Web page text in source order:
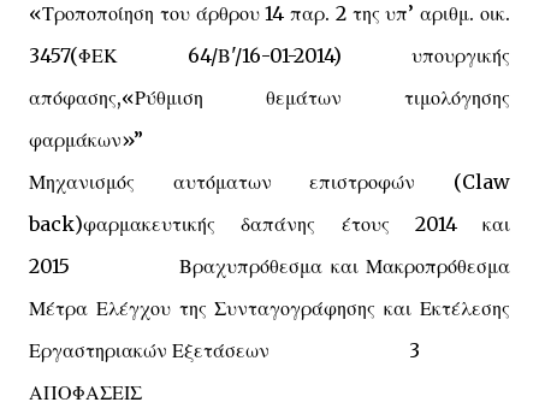
«Τροποποίηση του άρθρου 14 παρ. 2 της υπ’ αριθμ. οικ.
3457(ΦΕΚ 64/Β'/16-01-2014) υπουργικής
απόφασης,«Ρύθμιση θεμάτων τιμολόγησης
φαρμάκων»”
Μηχανισμός αυτόματων επιστροφών (Claw
back)φαρμακευτικής δαπάνης έτους 2014 και
2015 Βραχυπρόθεσμα και Μακροπρόθεσμα
Μέτρα Ελέγχου της Συνταγογράφησης και Εκτέλεσης
Εργαστηριακών Εξετάσεων 3
ΑΠΟΦΑΣΕΙΣ